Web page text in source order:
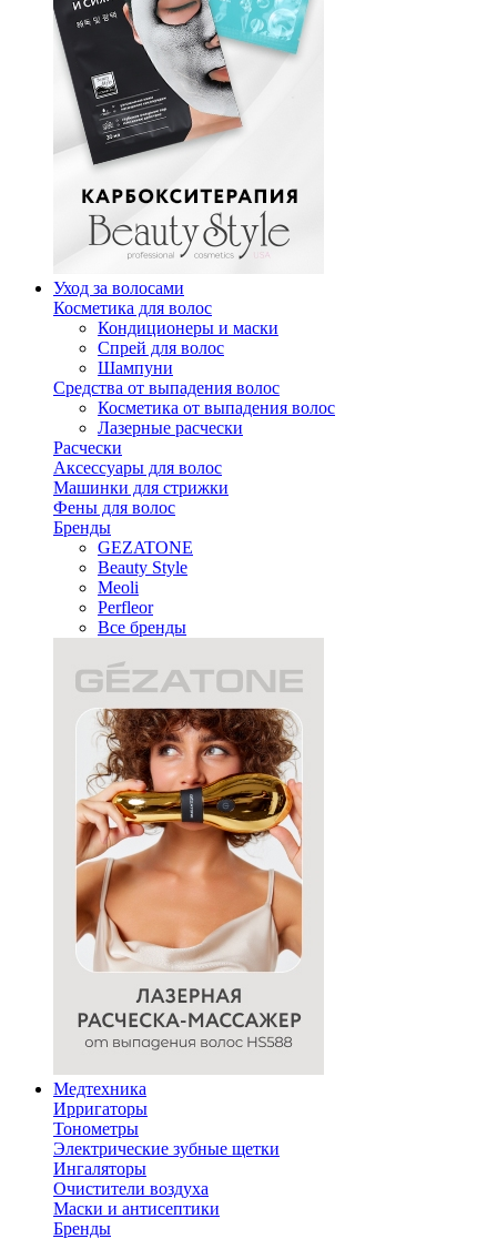
Уход за волосами
Косметика для волос
Кондиционеры и маски
Спрей для волос
Шампуни
Средства от выпадения волос
Косметика от выпадения волос
Лазерные расчески
Расчески
Аксессуары для волос
Машинки для стрижки
Фены для волос
Бренды
GEZATONE
Beauty Style
Meoli
Perfleor
Все бренды
Медтехника
Ирригаторы
Тонометры
Электрические зубные щетки
Ингаляторы
Очистители воздуха
Маски и антисептики
Бренды